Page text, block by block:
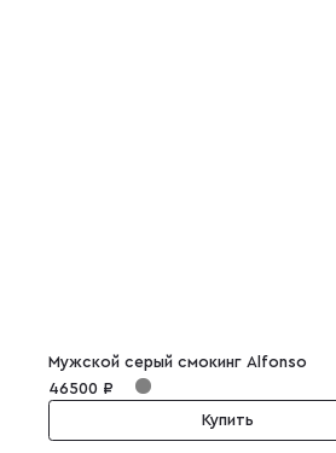
Мужской серый смокинг Alfonso
46500 ₽
Купить